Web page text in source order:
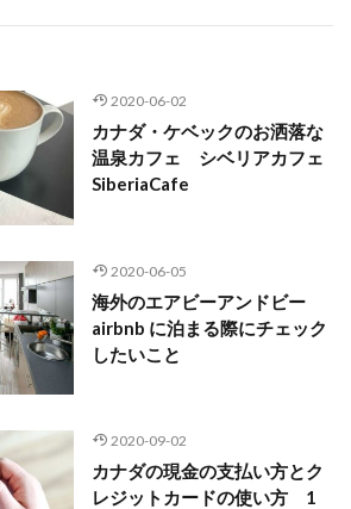
2020-06-02
カナダ・ケベックのお洒落な
温泉カフェ シベリアカフェ
SiberiaCafe
2020-06-05
海外のエアビーアンドビー
airbnb に泊まる際にチェック
したいこと
2020-09-02
カナダの現金の支払い方とク
レジットカードの使い方 1